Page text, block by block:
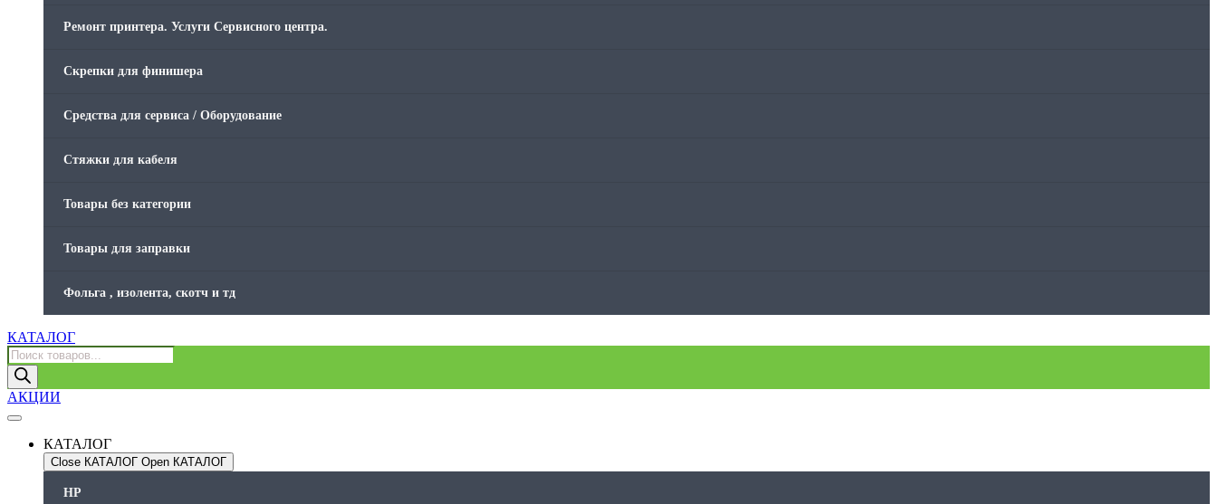
Ремонт принтера. Услуги Сервисного центра.
Скрепки для финишера
Средства для сервиса / Оборудование
Стяжки для кабеля
Товары без категории
Товары для заправки
Фольга , изолента, скотч и тд
КАТАЛОГ
Поиск
товаров
АКЦИИ
КАТАЛОГ
Close КАТАЛОГ Open КАТАЛОГ
HP